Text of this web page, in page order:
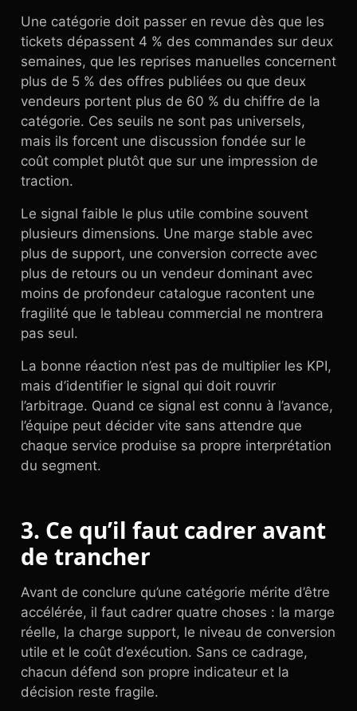
Une catégorie doit passer en revue dès que les
tickets dépassent 4 % des commandes sur deux
semaines, que les reprises manuelles concernent
plus de 5 % des offres publiées ou que deux
vendeurs portent plus de 60 % du chiffre de la
catégorie. Ces seuils ne sont pas universels,
mais ils forcent une discussion fondée sur le
coût complet plutôt que sur une impression de
traction.
Le signal faible le plus utile combine souvent
plusieurs dimensions. Une marge stable avec
plus de support, une conversion correcte avec
plus de retours ou un vendeur dominant avec
moins de profondeur catalogue racontent une
fragilité que le tableau commercial ne montrera
pas seul.
La bonne réaction n’est pas de multiplier les KPI,
mais d’identifier le signal qui doit rouvrir
l’arbitrage. Quand ce signal est connu à l’avance,
l’équipe peut décider vite sans attendre que
chaque service produise sa propre interprétation
du segment.
3. Ce qu’il faut cadrer avant
de trancher
Avant de conclure qu’une catégorie mérite d’être
accélérée, il faut cadrer quatre choses : la marge
réelle, la charge support, le niveau de conversion
utile et le coût d’exécution. Sans ce cadrage,
chacun défend son propre indicateur et la
décision reste fragile.